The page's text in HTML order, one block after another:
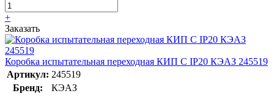
+
Заказать
Коробка испытательная переходная КИП С IP20 КЭАЗ 245519
Артикул: 245519
Бренд:
КЭАЗ